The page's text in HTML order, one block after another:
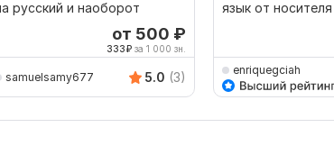
русский и наоборот
от 500 ₽
333₽ за 1 000 зн.
samuelsamy677 5.0 (3)
язык от носителя
enriquegciah